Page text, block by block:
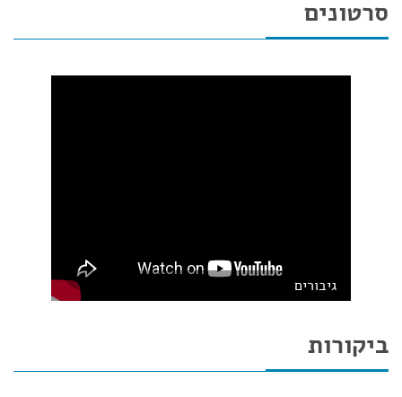
סרטונים
גיבורים
ביקורות